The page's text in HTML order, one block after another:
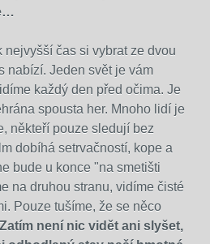
nejvyšší čas si vybrat ze dvou
nabízí. Jeden svět je vám
každý den před očima. Je
spousta her. Mnoho lidí je
někteří pouze sledují bez
dobíhá setrvačností, kope a
bude u konce "na smetišti
na druhou stranu, vidíme čisté
Pouze tušíme, že se něco
Zatím není nic vidět ani slyšet,